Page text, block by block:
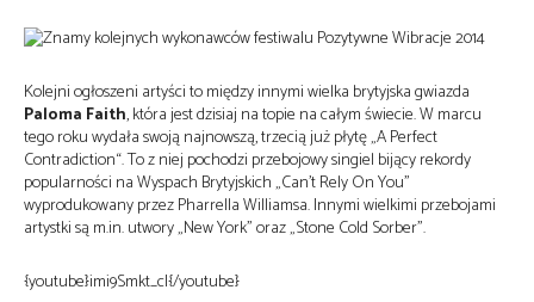
Kolejni ogłoszeni artyści to między innymi wielka brytyjska gwiazda
Paloma Faith, która jest dzisiaj na topie na całym świecie. W marcu
tego roku wydała swoją najnowszą, trzecią już płytę „A Perfect
Contradiction“. To z niej pochodzi przebojowy singiel bijący rekordy
popularności na Wyspach Brytyjskich „Can’t Rely On You”
wyprodukowany przez Pharrella Williamsa. Innymi wielkimi przebojami
artystki są m.in. utwory „New York” oraz „Stone Cold Sorber”.
{youtube}imi9Smkt_cI{/youtube}